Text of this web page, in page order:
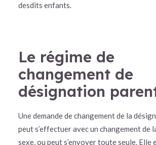
desdits enfants.
Le régime de
changement de
désignation
Une demande de changement de la
peut s’effectuer avec un changement de
sexe, ou peut s’envoyer toute seule.